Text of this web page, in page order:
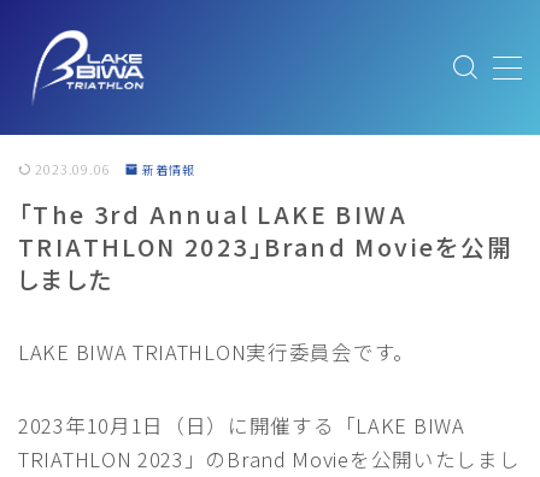
MENU
ABOUT 大会概要
ABOUT/大会概要
FEATURE｜大会と琵琶湖の魅力
MESSAGE｜メッセージ
2023.09.06 新着情報
「The 3rd Annual LAKE BIWA
TRIATHLON 2023」Brand Movieを公開
しました
LAKE BIWA TRIATHLON実行委員会です。
2023年10月1日（日）に開催する「LAKE BIWA
TRIATHLON 2023」のBrand Movieを公開いたしまし